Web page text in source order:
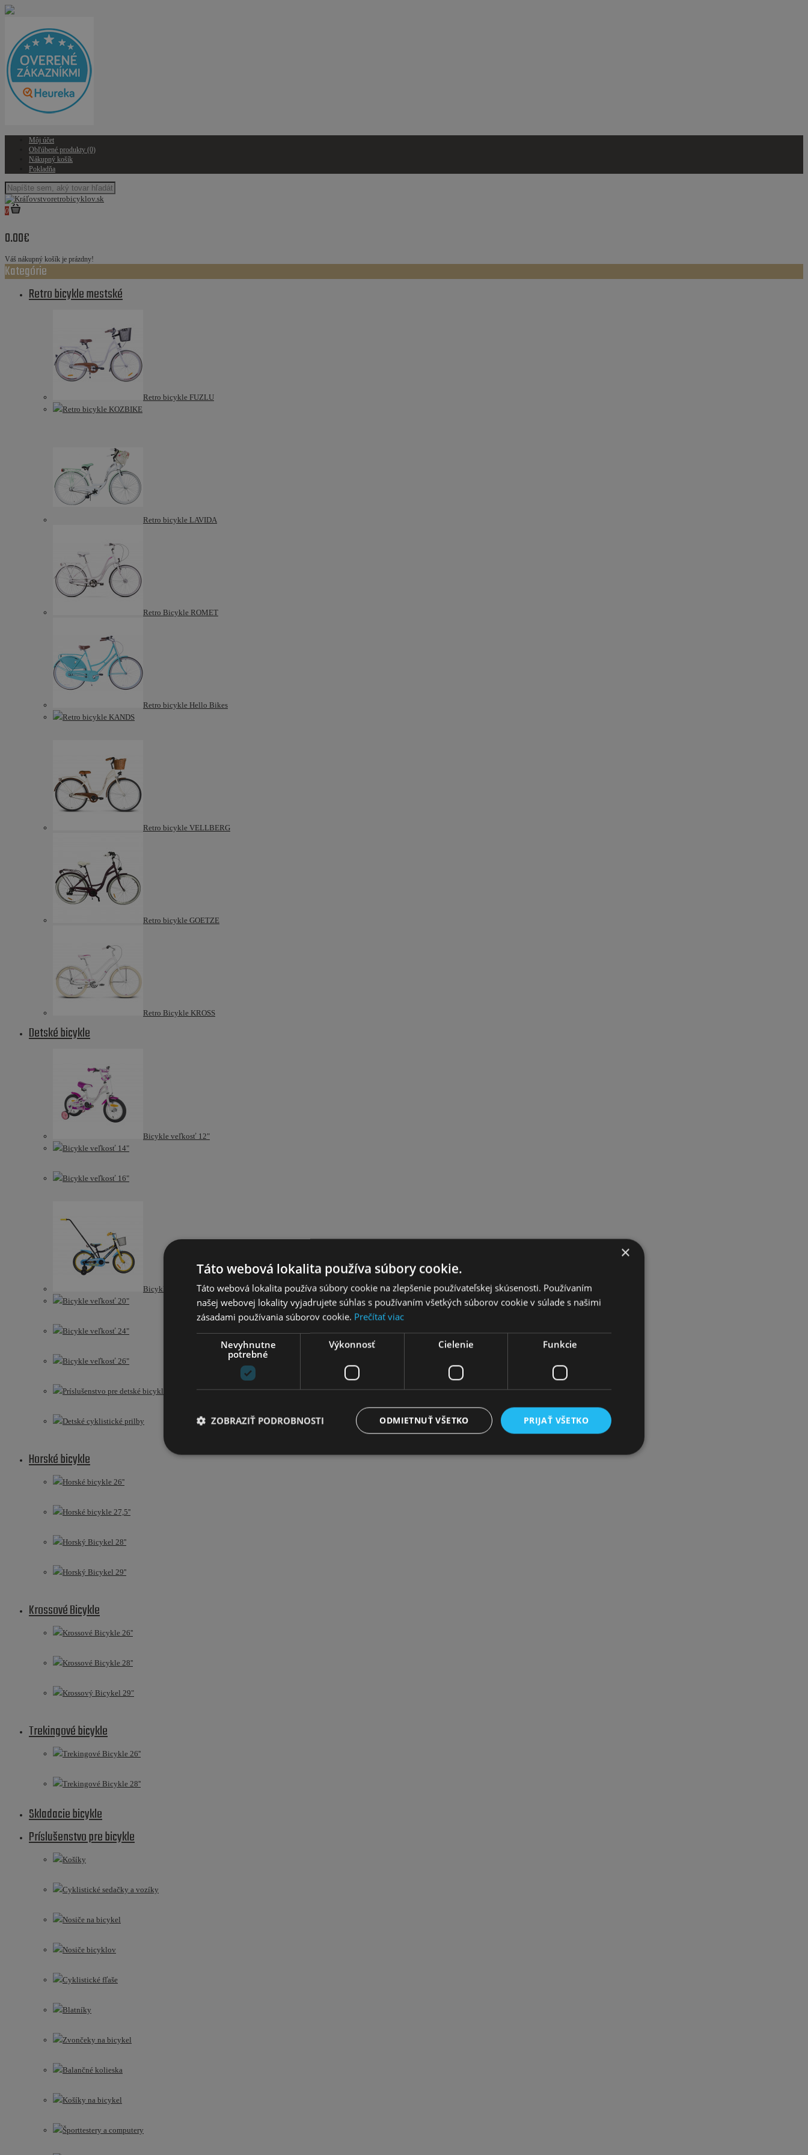
Môj účet
Obľúbené produkty (0)
Nákupný košík
Pokladňa
0
0.00€
Váš nákupný košík je prázdny!
Kategórie
Retro bicykle mestské
Retro bicykle FUZLU
Retro bicykle KOZBIKE
Retro bicykle LAVIDA
Retro Bicykle ROMET
Retro bicykle Hello Bikes
Retro bicykle KANDS
Retro bicykle VELLBERG
Retro bicykle GOETZE
Retro Bicykle KROSS
Detské bicykle
Bicykle veľkosť 12"
Bicykle veľkosť 14"
Bicykle veľkosť 16"
Bicykle veľkosť 18"
Bicykle veľkosť 20"
Bicykle veľkosť 24"
Bicykle veľkosť 26"
Príslušenstvo pre detské bicykle
Detské cyklistické prilby
Horské bicykle
Horské bicykle 26''
Horské bicykle 27,5''
Horský Bicykel 28''
Horský Bicykel 29''
Krossové Bicykle
Krossové Bicykle 26''
Krossové Bicykle 28''
Krossový Bicykel 29"
Trekingové bicykle
Trekingové Bicykle 26''
Trekingové Bicykle 28''
Skladacie bicykle
Príslušenstvo pre bicykle
Košíky
Cyklistické sedačky a vozíky
Nosiče na bicykel
Nosiče bicyklov
Cyklistické fľaše
Blatníky
Zvončeky na bicykel
Balančné kolieska
Košíky na bicykel
Športtestery a computery
×
Táto webová lokalita používa súbory cookie.
Táto webová lokalita používa súbory cookie na zlepšenie používateľskej skúsenosti. Používaním
našej webovej lokality vyjadrujete súhlas s používaním všetkých súborov cookie v súlade s našimi
zásadami používania súborov cookie. Prečítať viac
Nevyhnutne
potrebné
Výkonnosť Cielenie Funkcie
PRIJAŤ VŠETKO
ODMIETNUŤ VŠETKO
ZOBRAZIŤ PODROBNOSTI